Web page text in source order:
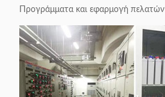
Προγράμματα και εφαρμογή πελατών